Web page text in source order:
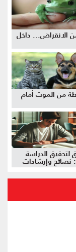
الانقراض... داخل
من الموت أمام
الدراسة
نصائح وإرشادات